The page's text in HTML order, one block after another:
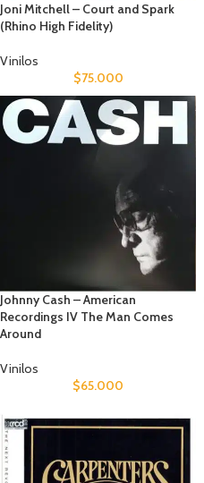
Joni Mitchell – Court and Spark
(Rhino High Fidelity)
Vinilos
$75.000
Johnny Cash – American
Recordings IV The Man Comes
Around
Vinilos
$65.000